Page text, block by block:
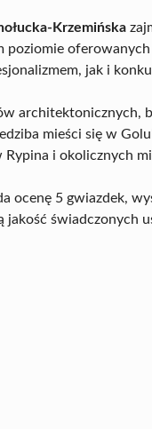
Krzemińska
oferowanych
jak i
architektonicznych,
mieści się w
i okolicznych
ocenę 5 gwiazdek,
świadczonych